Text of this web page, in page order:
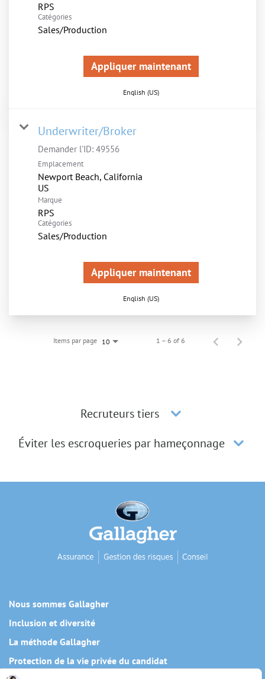
RPS
Catégories
Sales/Production
Appliquer maintenant
English (US)
Underwriter/Broker
Demander l'ID: 49556
Emplacement
Newport Beach, California
Marque
RPS
Catégories
Sales/Production
Appliquer maintenant
English (US)
Items par page 10 1 – 6 of 6
Recruteurs tiers
Éviter les escroqueries par hameçonnage
Nous sommes Gallagher
Inclusion et diversité
La méthode Gallagher
Protection de la vie privée du candidat